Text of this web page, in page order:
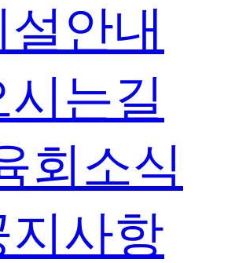
설안내
시는길
회소식
지사항